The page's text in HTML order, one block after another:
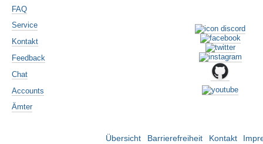
FAQ
Service
Kontakt
Feedback
Chat
Accounts
Ämter
Übersicht Barrierefreiheit Kontakt